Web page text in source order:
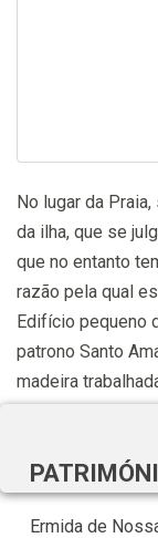
No lugar da
da ilha, que se
que no entanto
razão pela qual
Edifício pequeno
patrono Santo
madeira
Ermida de